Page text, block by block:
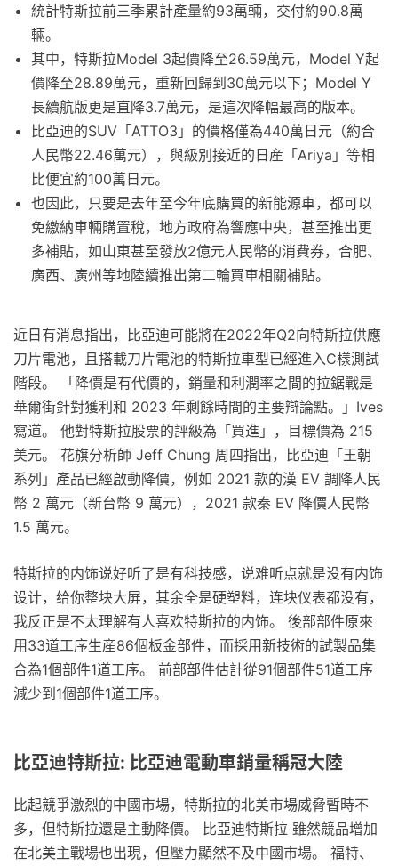
統計特斯拉前三季累計產量約93萬輛，交付約90.8萬
輛。
其中，特斯拉Model 3起價降至26.59萬元，Model Y起
價降至28.89萬元，重新回歸到30萬元以下；Model Y
長續航版更是直降3.7萬元，是這次降幅最高的版本。
比亞迪的SUV「ATTO3」的價格僅為440萬日元（約合
人民幣22.46萬元），與級別接近的日産「Ariya」等相
比便宜約100萬日元。
也因此，只要是去年至今年底購買的新能源車，都可以
免繳納車輛購置稅，地方政府為響應中央，甚至推出更
多補貼，如山東甚至發放2億元人民幣的消費券，合肥、
廣西、廣州等地陸續推出第二輪買車相關補貼。
近日有消息指出，比亞迪可能將在2022年Q2向特斯拉供應
刀片電池，且搭載刀片電池的特斯拉車型已經進入C樣測試
階段。 「降價是有代價的，銷量和利潤率之間的拉鋸戰是
華爾街針對獲利和 2023 年剩餘時間的主要辯論點。」Ives
寫道。 他對特斯拉股票的評級為「買進」，目標價為 215
美元。 花旗分析師 Jeff Chung 周四指出，比亞迪「王朝
系列」產品已經啟動降價，例如 2021 款的漢 EV 調降人民
幣 2 萬元（新台幣 9 萬元），2021 款秦 EV 降價人民幣
1.5 萬元。
特斯拉的内饰说好听了是有科技感，说难听点就是没有内饰
设计，给你整块大屏，其余全是硬塑料，连块仪表都没有，
我反正是不太理解有人喜欢特斯拉的内饰。 後部部件原來
用33道工序生産86個板金部件，而採用新技術的試製品集
合為1個部件1道工序。 前部部件估計從91個部件51道工序
減少到1個部件1道工序。
比亞迪特斯拉: 比亞迪電動車銷量稱冠大陸
比起競爭激烈的中國市場，特斯拉的北美市場威脅暫時不
多，但特斯拉還是主動降價。 比亞迪特斯拉 雖然競品增加
在北美主戰場也出現，但壓力顯然不及中國市場。 福特、